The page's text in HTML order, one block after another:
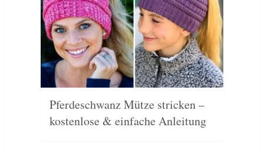
Pferdeschwanz Mütze stricken –
kostenlose & einfache Anleitung